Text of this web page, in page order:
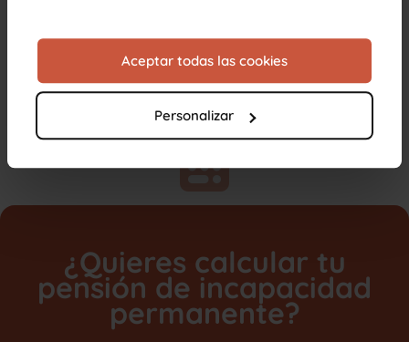
Aceptar todas las cookies
Personalizar
Anterior Siguiente
¿Quieres calcular tu
pensión de incapacidad
permanente?